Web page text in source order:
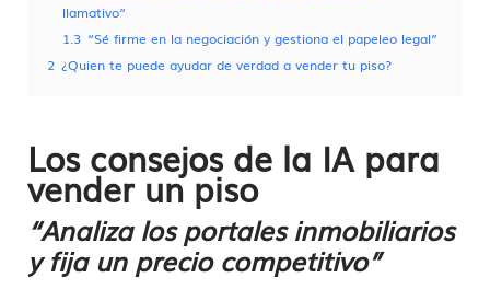
llamativo”
1.3 “Sé firme en la negociación y gestiona el papeleo legal”
2 ¿Quien te puede ayudar de verdad a vender tu piso?
Los consejos de la IA para
vender un piso
“Analiza los portales inmobiliarios
y fija un precio competitivo”